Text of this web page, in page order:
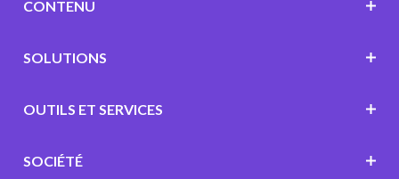
CONTENU
SOLUTIONS
OUTILS ET SERVICES
SOCIÉTÉ